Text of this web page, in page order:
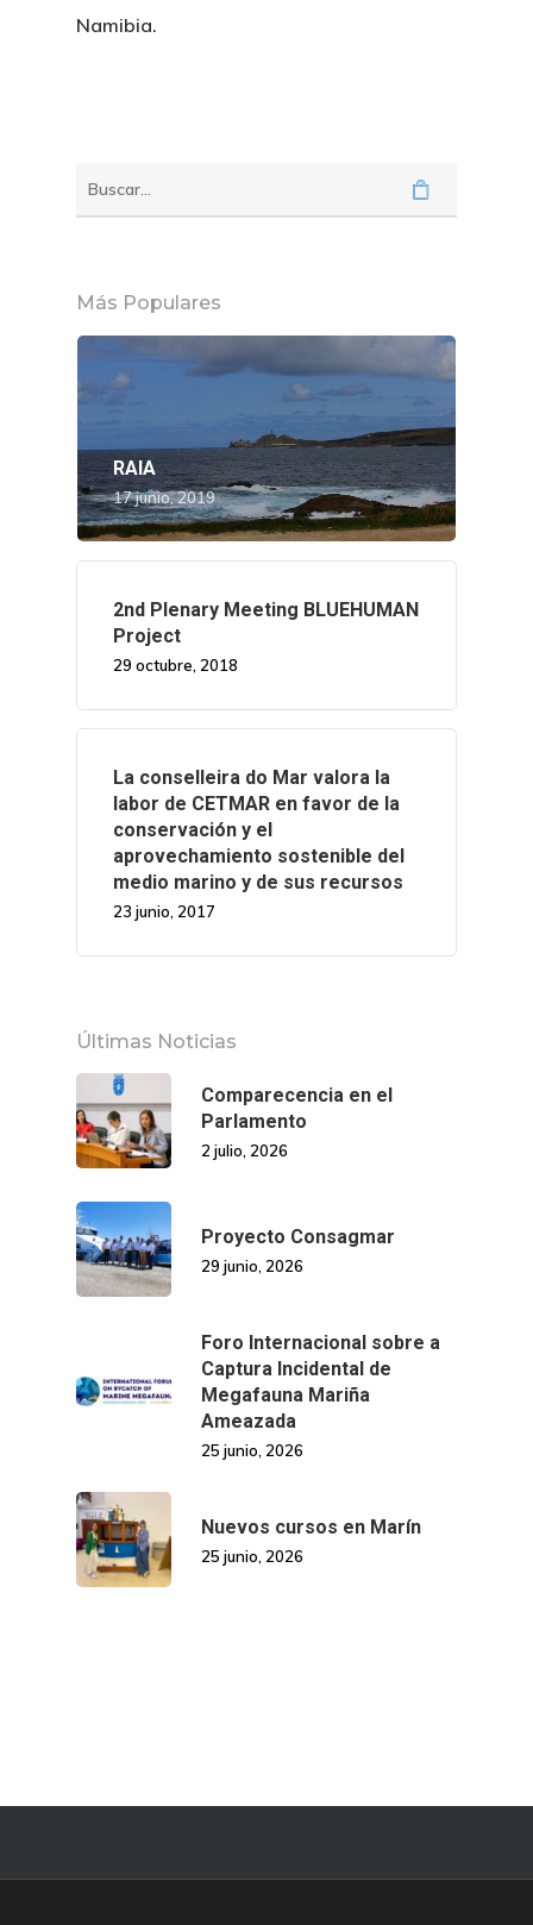
Namibia.
Más Populares
RAIA
17 junio, 2019
2nd Plenary Meeting BLUEHUMAN
Project
29 octubre, 2018
La conselleira do Mar valora la
labor de CETMAR en favor de la
conservación y el
aprovechamiento sostenible del
medio marino y de sus recursos
23 junio, 2017
Últimas Noticias
Comparecencia en el
Parlamento
2 julio, 2026
Proyecto Consagmar
29 junio, 2026
Foro Internacional sobre a
Captura Incidental de
Megafauna Mariña
Ameazada
25 junio, 2026
Nuevos cursos en Marín
25 junio, 2026